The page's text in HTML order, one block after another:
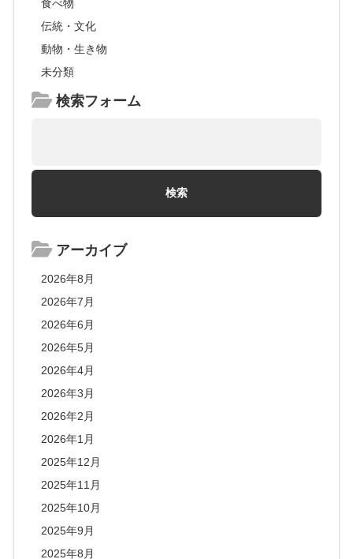
食べ物
伝統・文化
動物・生き物
未分類
検索フォーム
アーカイブ
2026年8月
2026年7月
2026年6月
2026年5月
2026年4月
2026年3月
2026年2月
2026年1月
2025年12月
2025年11月
2025年10月
2025年9月
2025年8月